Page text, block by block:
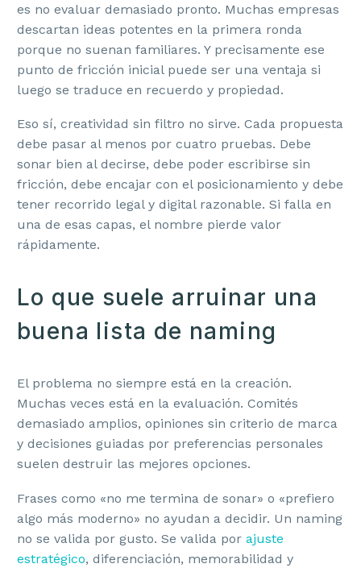
es no evaluar demasiado pronto. Muchas empresas
descartan ideas potentes en la primera ronda
porque no suenan familiares. Y precisamente ese
punto de fricción inicial puede ser una ventaja si
luego se traduce en recuerdo y propiedad.
Eso sí, creatividad sin filtro no sirve. Cada propuesta
debe pasar al menos por cuatro pruebas. Debe
sonar bien al decirse, debe poder escribirse sin
fricción, debe encajar con el posicionamiento y debe
tener recorrido legal y digital razonable. Si falla en
una de esas capas, el nombre pierde valor
rápidamente.
Lo que suele arruinar una
buena lista de naming
El problema no siempre está en la creación.
Muchas veces está en la evaluación. Comités
demasiado amplios, opiniones sin criterio de marca
y decisiones guiadas por preferencias personales
suelen destruir las mejores opciones.
Frases como «no me termina de sonar» o «prefiero
algo más moderno» no ayudan a decidir. Un naming
no se valida por gusto. Se valida por ajuste
estratégico, diferenciación, memorabilidad y